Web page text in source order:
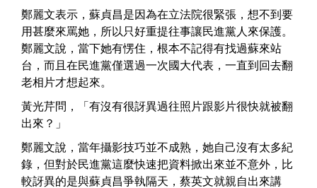
鄭麗文表示，蘇貞昌是因為在立法院很緊張，想不到要
用甚麼來罵她，所以只好重提往事讓民進黨人來保護。
鄭麗文說，當下她有愣住，根本不記得有找過蘇來站
台，而且在民進黨僅選過一次國大代表，一直到回去翻
老相片才想起來。
黃光芹問，「有沒有很訝異過往照片跟影片很快就被翻
出來？」
鄭麗文說，當年攝影技巧並不成熟，她自己沒有太多紀
錄，但對於民進黨這麼快速把資料掀出來並不意外，比
較訝異的是與蘇貞昌爭執隔天，蔡英文就親自出來講